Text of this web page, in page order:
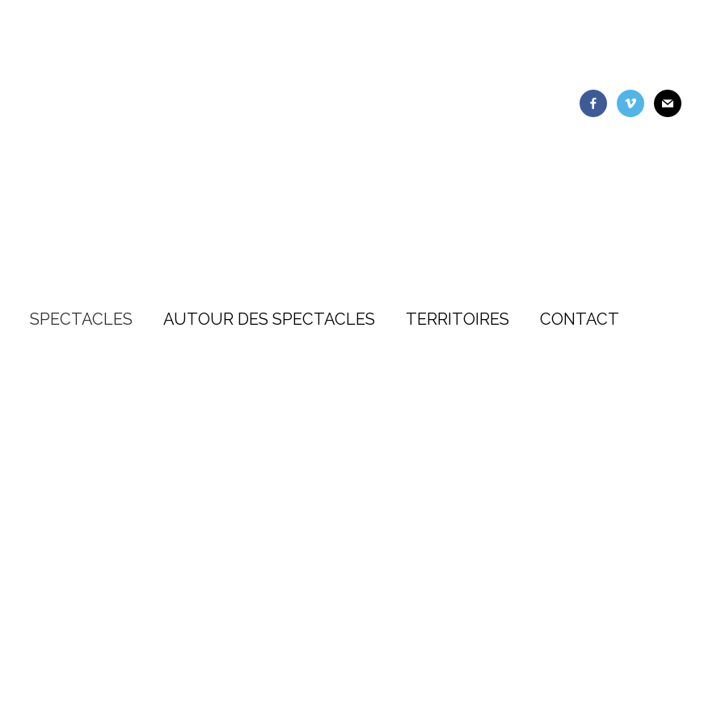
SPECTACLES AUTOUR DES SPECTACLES TERRITOIRES CONTACT